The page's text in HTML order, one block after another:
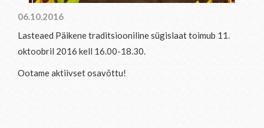
06.10.2016
Lasteaed Päikene traditsiooniline sügislaat toimub 11.
oktoobril 2016 kell 16.00-18.30.
Ootame aktiivset osavõttu!